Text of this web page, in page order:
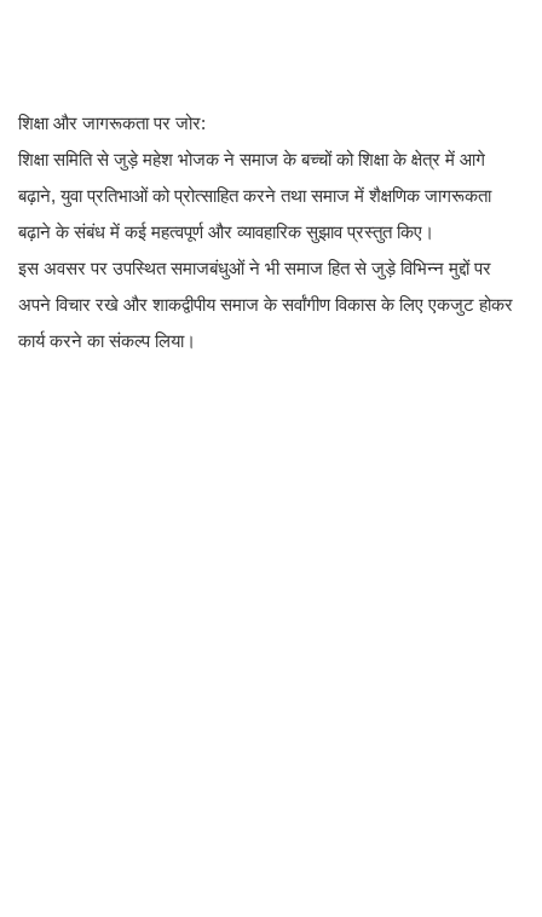
शिक्षा और जागरूकता पर जोर:
शिक्षा समिति से जुड़े महेश भोजक ने समाज के बच्चों को शिक्षा के क्षेत्र में आगे
बढ़ाने, युवा प्रतिभाओं को प्रोत्साहित करने तथा समाज में शैक्षणिक जागरूकता
बढ़ाने के संबंध में कई महत्वपूर्ण और व्यावहारिक सुझाव प्रस्तुत किए।
इस अवसर पर उपस्थित समाजबंधुओं ने भी समाज हित से जुड़े विभिन्न मुद्दों पर
अपने विचार रखे और शाकद्वीपीय समाज के सर्वांगीण विकास के लिए एकजुट होकर
कार्य करने का संकल्प लिया।